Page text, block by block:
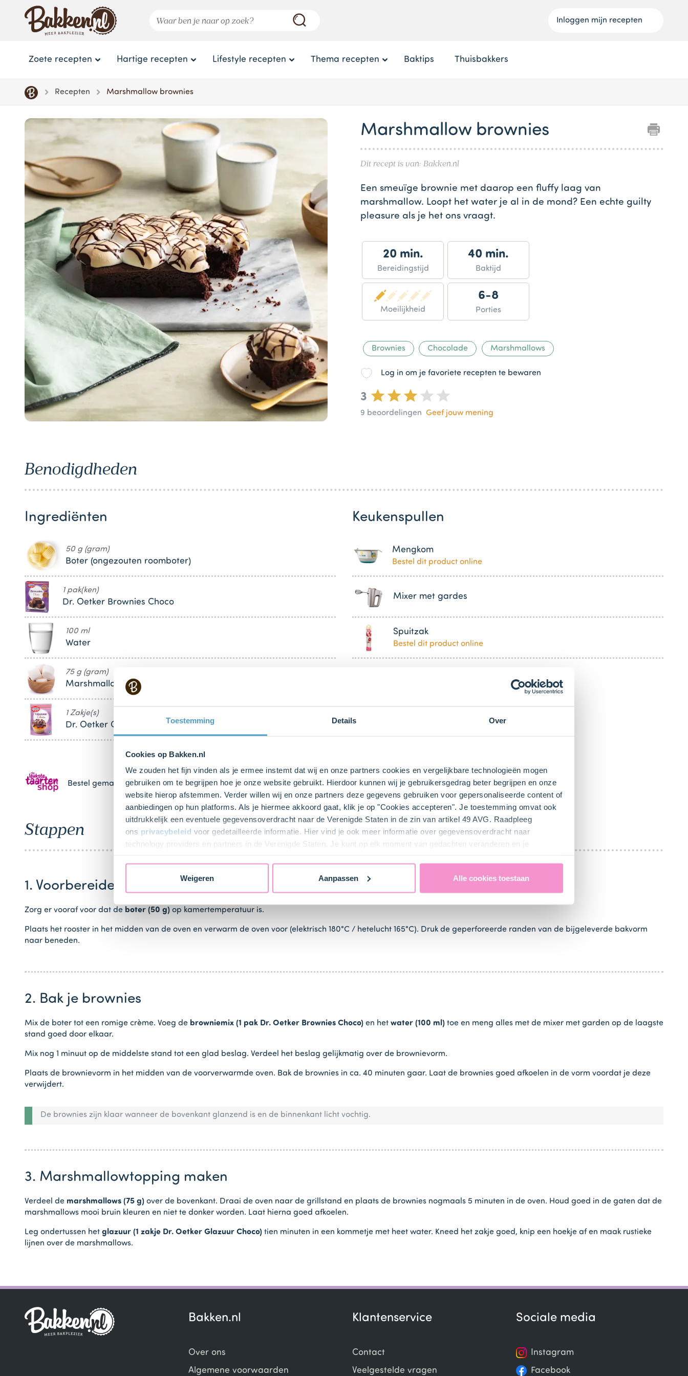
Toestemming Details Over
Cookies op Bakken.nl
We zouden het fijn vinden als je ermee instemt dat wij en onze partners cookies en vergelijkbare technologieën mogen
gebruiken om te begrijpen hoe je onze website gebruikt. Hierdoor kunnen wij je gebruikersgedrag beter begrijpen en onze
website hierop afstemmen. Verder willen wij en onze partners deze gegevens gebruiken voor gepersonaliseerde content of
aanbiedingen op hun platforms. Als je hiermee akkoord gaat, klik je op "Cookies accepteren". Je toestemming omvat ook
uitdrukkelijk een eventuele gegevensoverdracht naar de Verenigde Staten in de zin van artikel 49 AVG. Raadpleeg
ons privacybeleid voor gedetailleerde informatie. Hier vind je ook meer informatie over gegevensoverdracht naar
technology providers en partners in de Verenigde Staten. Je kunt op elk moment van gedachten veranderen en je
Weigeren Aanpassen Alle cookies toestaan
Inloggen mijn recepten
Zoete recepten Hartige recepten Lifestyle recepten Thema recepten Baktips Thuisbakkers
Recepten Marshmallow brownies
Marshmallow brownies
Dit recept is van: Bakken.nl
1
Een smeuïge brownie met daarop een fluffy laag van
marshmallow. Loopt het water je al in de mond? Een echte guilty
pleasure als je het ons vraagt.
20 min.
Bereidingstijd
40 min.
Baktijd
Moeilijkheid
6-8
Porties
Brownies Chocolade Marshmallows
Log in om je favoriete recepten te bewaren
3
9 beoordelingen Geef jouw mening
Benodigdheden
Ingrediënten
50 g (gram)
Boter (ongezouten roomboter)
1 pak(ken)
Dr. Oetker Brownies Choco
100 ml
Water
75 g (gram)
Marshmallows
1 Zakje(s)
Dr. Oetker Glazuur Choco
Keukenspullen
Mengkom
Bestel dit product online
Mixer met gardes
Spuitzak
Bestel dit product online
Bestel gemakkelijk en snel je bakproducten bij ons zusjeDeLeuksteTaartenshop.
Stappen
1. Voorbereiden
Zorg er vooraf voor dat de boter (50 g) op kamertemperatuur is.
Plaats het rooster in het midden van de oven en verwarm de oven voor (elektrisch 180°C / hetelucht 165°C). Druk de geperforeerde randen van de bijgeleverde bakvorm
naar beneden.
2. Bak je brownies
Mix de boter tot een romige crème. Voeg de browniemix (1 pak Dr. Oetker Brownies Choco) en het water (100 ml) toe en meng alles met de mixer met garden op de laagste
stand goed door elkaar.
Mix nog 1 minuut op de middelste stand tot een glad beslag. Verdeel het beslag gelijkmatig over de brownievorm.
Plaats de brownievorm in het midden van de voorverwarmde oven. Bak de brownies in ca. 40 minuten gaar. Laat de brownies goed afkoelen in de vorm voordat je deze
verwijdert.
De brownies zijn klaar wanneer de bovenkant glanzend is en de binnenkant licht vochtig.
3. Marshmallowtopping maken
Verdeel de marshmallows (75 g) over de bovenkant. Draai de oven naar de grillstand en plaats de brownies nogmaals 5 minuten in de oven. Houd goed in de gaten dat de
marshmallows mooi bruin kleuren en niet te donker worden. Laat hierna goed afkoelen.
Leg ondertussen het glazuur (1 zakje Dr. Oetker Glazuur Choco) tien minuten in een kommetje met heet water. Kneed het zakje goed, knip een hoekje af en maak rustieke
lijnen over de marshmallows.
Bakken.nl
Over ons
Algemene voorwaarden
Klantenservice
Contact
Veelgestelde vragen
Sociale media
Instagram
Facebook